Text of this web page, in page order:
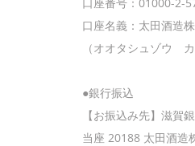
口座名義：太田酒造
（オオタシュゾウ
●銀行振込
【お振込み先】滋賀
当座 20188 太田酒造